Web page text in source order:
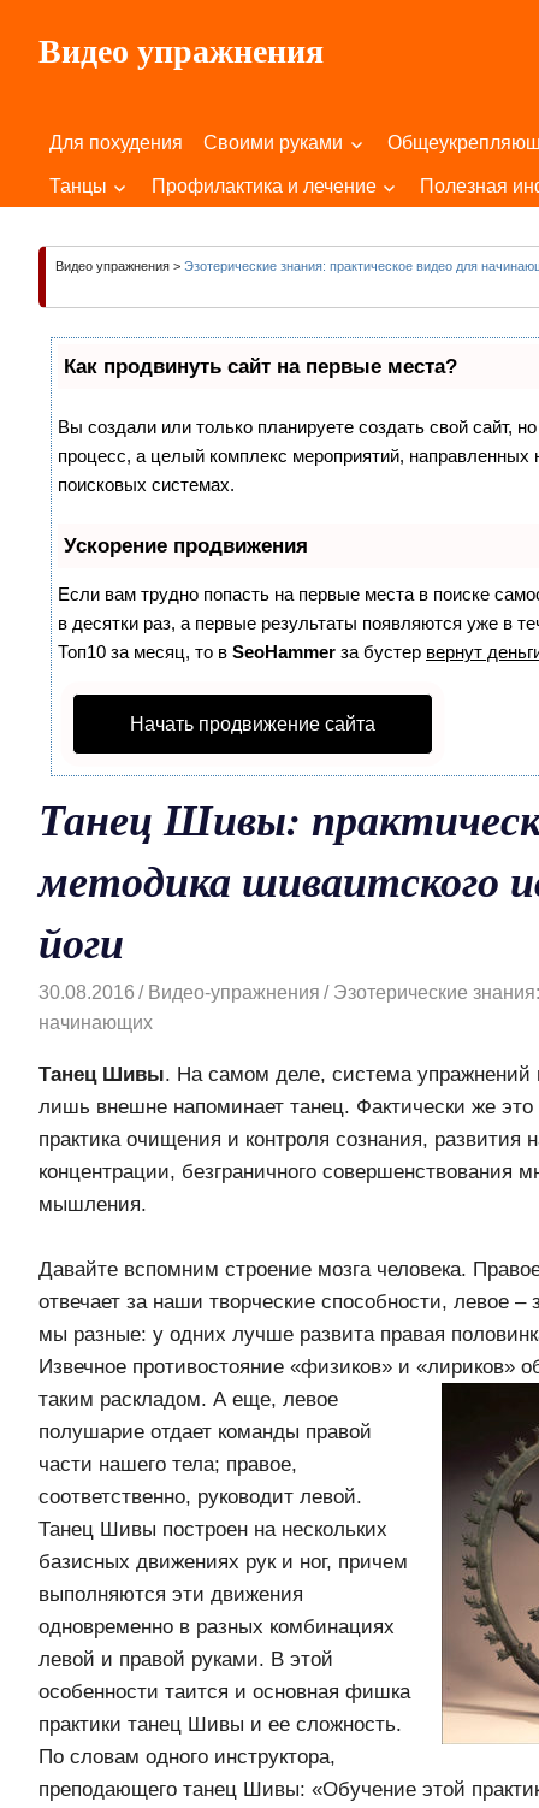
содержимому
Видео упражнения
Вашего
Для похудения Своими руками
Танцы Профилактика и лечение Полезная
Видео упражнения > Эзотерические знания: практическое видео для
Как продвинуть сайт на первые места?
Вы создали или только планируете создать свой сайт,
процесс, а целый комплекс мероприятий,
поисковых системах.
Ускорение продвижения
Если вам трудно попасть на первые места в поиске
в десятки раз, а первые результаты появляются уже в
Топ10 за месяц, то в SeoHammer за бустер вернут
Начать продвижение сайта
Танец Шивы:
методика шиваитского
йоги
30.08.2016 Видео-упражнения
Эзотерические
начинающих
Танец Шивы. На самом деле, система упражнений
лишь внешне напоминает танец. Фактически же
практика очищения и контроля сознания, развития
концентрации, безграничного совершенствования
мышления.
Давайте вспомним строение мозга человека.
отвечает за наши творческие способности, левое –
мы разные: у одних лучше развита правая
Извечное противостояние «физиков» и «лириков»
таким раскладом. А еще, левое
полушарие отдает команды правой
части нашего тела; правое,
соответственно, руководит левой.
Танец Шивы построен на нескольких
базисных движениях рук и ног, причем
выполняются эти движения
одновременно в разных комбинациях
левой и правой руками. В этой
особенности таится и основная фишка
практики танец Шивы и ее сложность.
По словам одного инструктора,
преподающего танец Шивы: «Обучение этой